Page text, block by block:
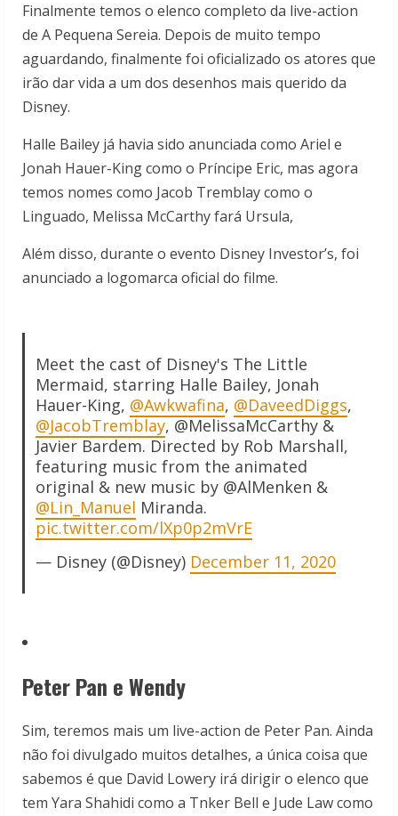
Finalmente temos o elenco completo da live-action
de A Pequena Sereia. Depois de muito tempo
aguardando, finalmente foi oficializado os atores que
irão dar vida a um dos desenhos mais querido da
Disney.
Halle Bailey já havia sido anunciada como Ariel e
Jonah Hauer-King como o Príncipe Eric, mas agora
temos nomes como Jacob Tremblay como o
Linguado, Melissa McCarthy fará Ursula,
Além disso, durante o evento Disney Investor’s, foi
anunciado a logomarca oficial do filme.
Meet the cast of Disney's The Little
Mermaid, starring Halle Bailey, Jonah
Hauer-King, @Awkwafina, @DaveedDiggs,
@JacobTremblay, @MelissaMcCarthy &
Javier Bardem. Directed by Rob Marshall,
featuring music from the animated
original & new music by @AlMenken &
@Lin_Manuel Miranda.
pic.twitter.com/lXp0p2mVrE
— Disney (@Disney) December 11, 2020
Peter Pan e Wendy
Sim, teremos mais um live-action de Peter Pan. Ainda
não foi divulgado muitos detalhes, a única coisa que
sabemos é que David Lowery irá dirigir o elenco que
tem Yara Shahidi como a Tnker Bell e Jude Law como